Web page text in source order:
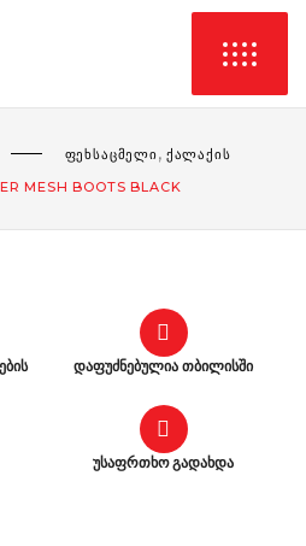
ᲤᲔᲮᲡᲐᲪᲛᲔᲚᲘ, ᲥᲐᲚᲐᲥᲘᲡ
MESH BOOTS BLACK
დაფუძნებულია თბილისში
უსაფრთხო გადახდა